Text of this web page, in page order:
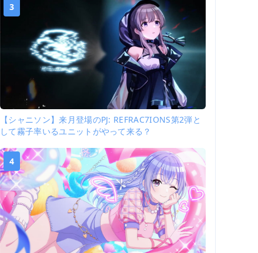
3
【シャニソン】来月登場のPJ: REFRAC7IONS第2弾と
して霧子率いるユニットがやって来る？
4